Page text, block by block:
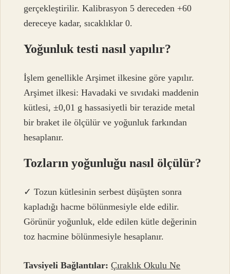
gerçekleştirilir. Kalibrasyon 5 dereceden +60
dereceye kadar, sıcaklıklar 0.
Yoğunluk testi nasıl yapılır?
İşlem genellikle Arşimet ilkesine göre yapılır.
Arşimet ilkesi: Havadaki ve sıvıdaki maddenin
kütlesi, ±0,01 g hassasiyetli bir terazide metal
bir braket ile ölçülür ve yoğunluk farkından
hesaplanır.
Tozların yoğunluğu nasıl ölçülür?
✓ Tozun kütlesinin serbest düşüşten sonra
kapladığı hacme bölünmesiyle elde edilir.
Görünür yoğunluk, elde edilen kütle değerinin
toz hacmine bölünmesiyle hesaplanır.
Tavsiyeli Bağlantılar: Çıraklık Okulu Ne